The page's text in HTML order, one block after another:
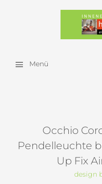
Menü
Occhio
Pendelleuchte
Up Fix
design